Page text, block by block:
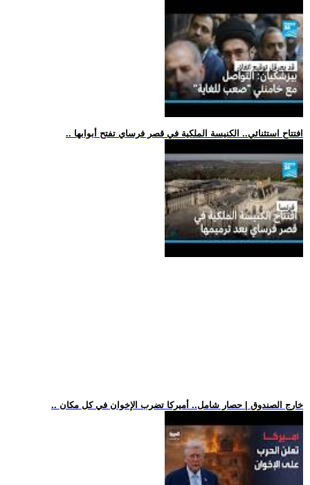
.. افتتاح استثنائي.. الكنيسة الملكية في قصر فرساي تفتح أبوابها
.. خارج الصندوق | حصار شامل.. أميركا تضرب الإخوان في كل مكان